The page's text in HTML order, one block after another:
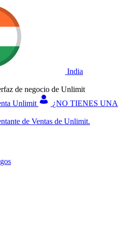
India
de negocio de Unlimit
Unlimit
¿NO TIENES UNA
de Ventas de Unlimit.